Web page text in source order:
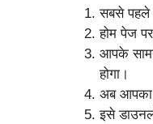
सबसे पहले
होम पेज
आपके
होगा।
अब आपका
इसे